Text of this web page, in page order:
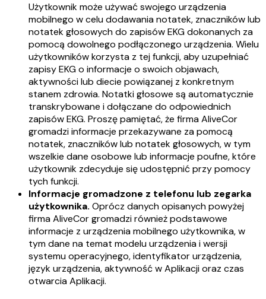
Użytkownik może używać swojego urządzenia
mobilnego w celu dodawania notatek, znaczników lub
notatek głosowych do zapisów EKG dokonanych za
pomocą dowolnego podłączonego urządzenia. Wielu
użytkowników korzysta z tej funkcji, aby uzupełniać
zapisy EKG o informacje o swoich objawach,
aktywności lub diecie powiązanej z konkretnym
stanem zdrowia. Notatki głosowe są automatycznie
transkrybowane i dołączane do odpowiednich
zapisów EKG. Proszę pamiętać, że firma AliveCor
gromadzi informacje przekazywane za pomocą
notatek, znaczników lub notatek głosowych, w tym
wszelkie dane osobowe lub informacje poufne, które
użytkownik zdecyduje się udostępnić przy pomocy
tych funkcji.
Informacje gromadzone z telefonu lub zegarka
użytkownika. Oprócz danych opisanych powyżej
firma AliveCor gromadzi również podstawowe
informacje z urządzenia mobilnego użytkownika, w
tym dane na temat modelu urządzenia i wersji
systemu operacyjnego, identyfikator urządzenia,
język urządzenia, aktywność w Aplikacji oraz czas
otwarcia Aplikacji.